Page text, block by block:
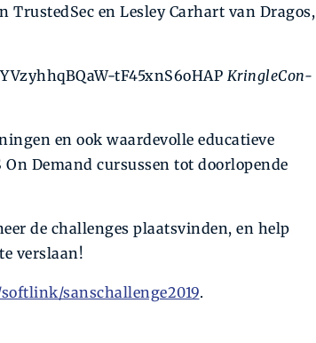
Trusted­Sec en Lesley Carhart van Dragos,
tF45xnS6oHAP KringleCon-
en ook waardevolle educatieve
Demand cursussen tot doorlopende
de challenges plaats­vinden, en help
verslaan!
sanschallenge2019.